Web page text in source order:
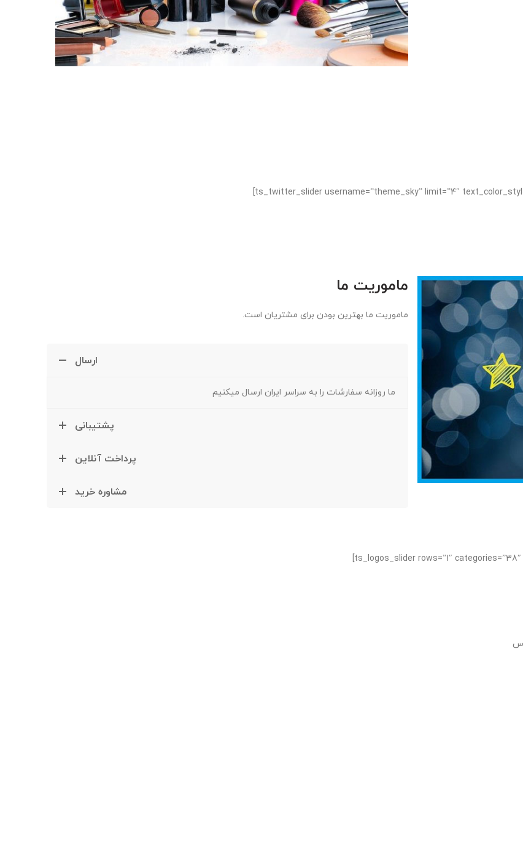
ماموریت ما
ماموریت ما بهترین بودن برای مشتریان است.
ارسال
ما روزانه سفارشات را به سراسر ایران ارسال میکنیم
پشتیبانی
پرداخت آنلاین
مشاوره خرید